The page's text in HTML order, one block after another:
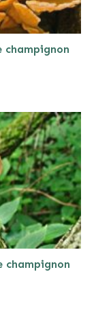
champignon
champignon